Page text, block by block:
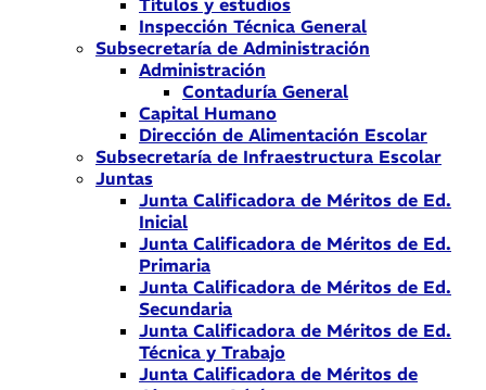
Títulos y estudios
Inspección Técnica General
Subsecretaría de Administración
Administración
Contaduría General
Capital Humano
Dirección de Alimentación Escolar
Subsecretaría de Infraestructura Escolar
Juntas
Junta Calificadora de Méritos de Ed.
Inicial
Junta Calificadora de Méritos de Ed.
Primaria
Junta Calificadora de Méritos de Ed.
Secundaria
Junta Calificadora de Méritos de Ed.
Técnica y Trabajo
Junta Calificadora de Méritos de